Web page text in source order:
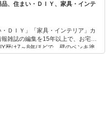
、住まい・ＤＩＹ、家具・インテ
・ＤＩＹ」「家具・インテリア」カ
雑誌の編集を15年以上で、お宅訪
歴は7～8年ほどで、壁のペンキ塗
チャレンジ済み。初心者でもモノ